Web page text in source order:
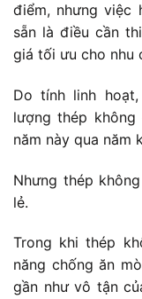
điểm, nhưng việc
sẵn là điều cần
giá tối ưu cho nhu
Do tính linh
lượng thép
năm này qua năm
Nhưng thép
lẻ.
Trong khi thép
năng chống ăn
gần như vô tận